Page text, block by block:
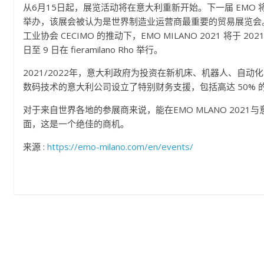
从6月15日起，展览活动将在意大利重新开始。下一届 EMO
举办，该展会被认为是世界制造业运营商最重要的贸易展览
工业协会 CECIMO 的推动下，EMO MILANO 2021 将于
日至 9 日在 fieramilano Rho 举行。
2021/2022年，意大利政府为投资在新机床、机器人、自动
数码技术的意大利公司设立了特别财务支援，包括高达 50%
对于来自世界各地的参展商来说，能在EMO MLANO 2021与
面，这是一个绝佳的商机。
来源 : https://emo-milano.com/en/events/